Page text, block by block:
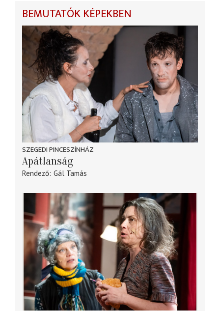
BEMUTATÓK KÉPEKBEN
SZEGEDI PINCESZÍNHÁZ
Apátlanság
Rendező Gál Tamás